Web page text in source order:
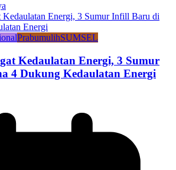
PrabumulihSUMSEL
Kedaulatan Energi, 3 Sumur
4 Dukung Kedaulatan Energi